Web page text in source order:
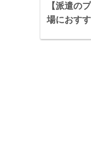
【派遣の
場におす